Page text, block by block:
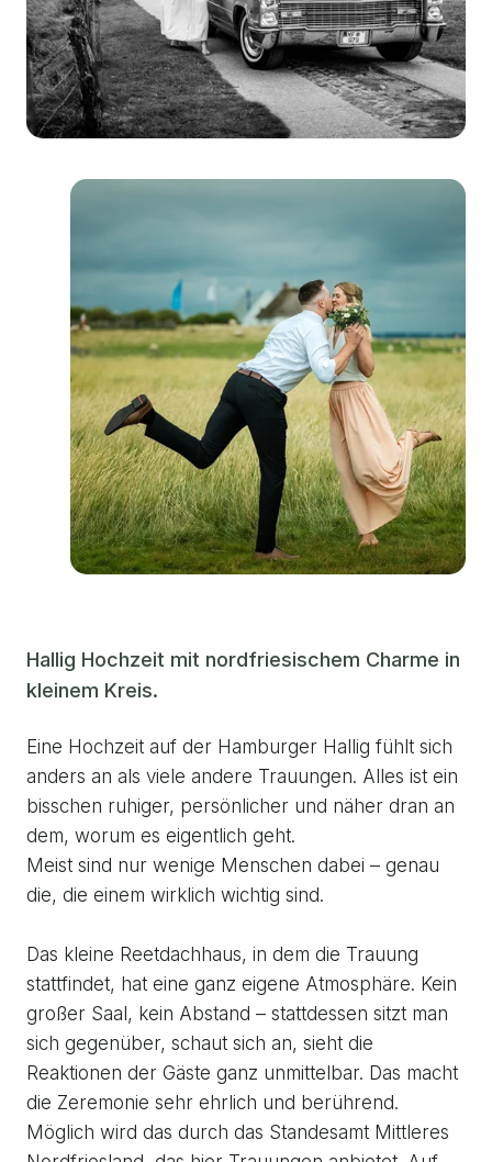
Hallig Hochzeit mit nordfriesischem Charme in
kleinem Kreis.
Eine Hochzeit auf der Hamburger Hallig fühlt sich
anders an als viele andere Trauungen. Alles ist ein
bisschen ruhiger, persönlicher und näher dran an
dem, worum es eigentlich geht.
Meist sind nur wenige Menschen dabei – genau
die, die einem wirklich wichtig sind.
Das kleine Reetdachhaus, in dem die Trauung
stattfindet, hat eine ganz eigene Atmosphäre. Kein
großer Saal, kein Abstand – stattdessen sitzt man
sich gegenüber, schaut sich an, sieht die
Reaktionen der Gäste ganz unmittelbar. Das macht
die Zeremonie sehr ehrlich und berührend.
Möglich wird das durch das Standesamt Mittleres